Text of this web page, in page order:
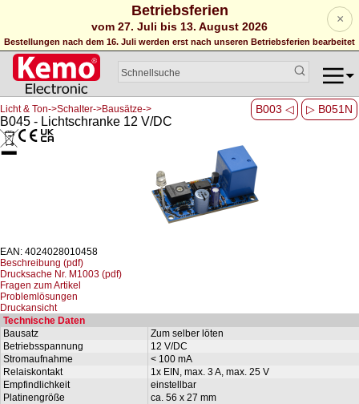
Betriebsferien
vom 27. Juli bis 13. August 2026
Bestellungen nach dem 16. Juli werden erst nach unseren Betriebsferien bearbeitet
×
B003 ◁ ▷ B051N
Licht & Ton->Schalter->Bausätze->
B045 - Lichtschranke 12 V/DC
EAN: 4024028010458
Beschreibung (pdf)
Drucksache Nr. M1003 (pdf)
Fragen zum Artikel
Problemlösungen
Druckansicht
Technische Daten
Bausatz
Zum selber löten
Betriebsspannung
12 V/DC
Stromaufnahme
< 100 mA
Relaiskontakt
1x EIN, max. 3 A, max. 25 V
Empfindlichkeit
einstellbar
Platinengröße ca. 56 x 27 mm